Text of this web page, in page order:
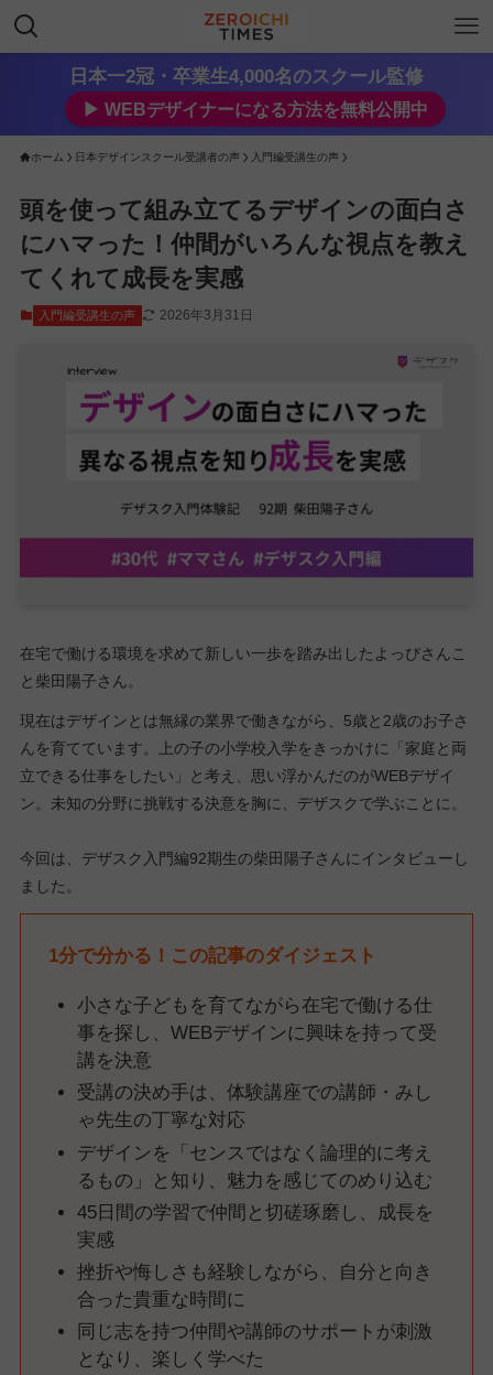
日本一2冠・卒業生4,000名のスクール監修
▶︎ WEBデザイナーになる方法を無料公開中
ホーム 日本デザインスクール受講者の声 入門編受講生の声
頭を使って組み立てるデザインの面白さ
にハマった！仲間がいろんな視点を教え
てくれて成長を実感
入門編受講生の声 2026年3月31日
在宅で働ける環境を求めて新しい一歩を踏み出したよっぴさんこ
と柴田陽子さん。
現在はデザインとは無縁の業界で働きながら、5歳と2歳のお子さ
んを育てています。上の子の小学校入学をきっかけに「家庭と両
立できる仕事をしたい」と考え、思い浮かんだのがWEBデザイ
ン。未知の分野に挑戦する決意を胸に、デザスクで学ぶことに。
今回は、デザスク入門編92期生の柴田陽子さんにインタビューし
ました。
1分で分かる！この記事のダイジェスト
小さな子どもを育てながら在宅で働ける仕
事を探し、WEBデザインに興味を持って受
講を決意
受講の決め手は、体験講座での講師・みし
ゃ先生の丁寧な対応
デザインを「センスではなく論理的に考え
るもの」と知り、魅力を感じてのめり込む
45日間の学習で仲間と切磋琢磨し、成長を
実感
挫折や悔しさも経験しながら、自分と向き
合った貴重な時間に
同じ志を持つ仲間や講師のサポートが刺激
となり、楽しく学べた